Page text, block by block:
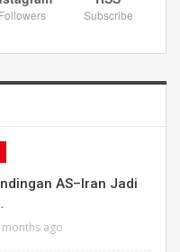
Followers Subscribe
AS–Iran Jadi
months ago